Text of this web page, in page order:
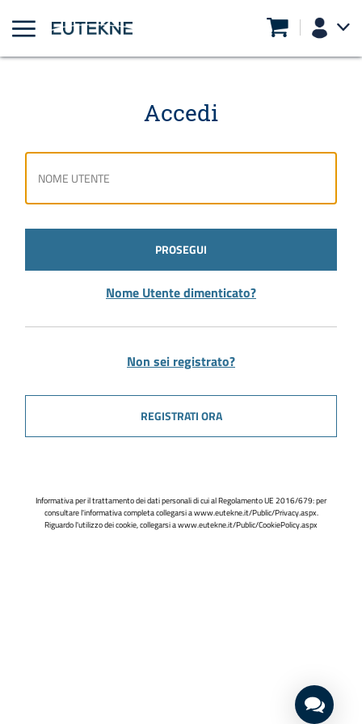
Accedi
PROSEGUI
Nome Utente dimenticato?
Non sei registrato?
REGISTRATI ORA
Informativa per il trattamento dei dati personali di cui al Regolamento UE 2016/679: per
consultare l'informativa completa collegarsi awww.eutekne.it/Public/Privacy.aspx.
Riguardo l'utilizzo dei cookie, collegarsi awww.eutekne.it/Public/CookiePolicy.aspx